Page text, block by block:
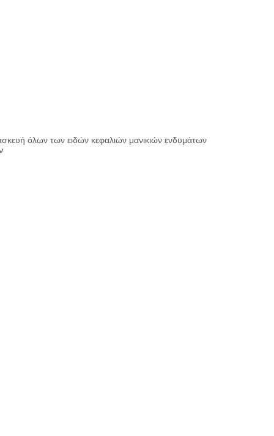
όλων των ειδών κεφαλιών μανικιών ενδυμάτων